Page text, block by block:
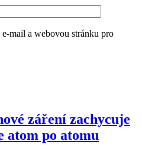
mail a webovou stránku pro
záření zachycuje
atom po atomu